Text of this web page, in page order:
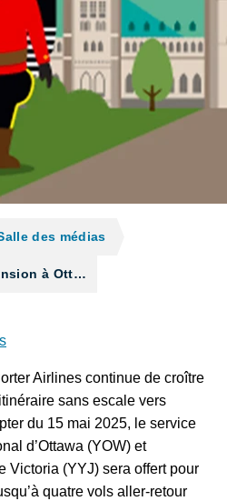
des médias
à Ott…
Airlines continue de croître
sans escale vers
du 15 mai 2025, le service
d’Ottawa (YOW) et
Victoria (YYJ) sera offert pour
quatre vols aller-retour